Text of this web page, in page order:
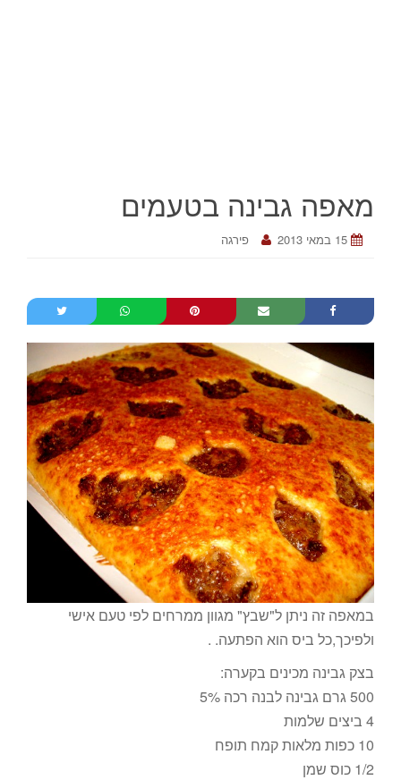
מאפה גבינה בטעמים
15 במאי 2013 פירגה
במאפה זה ניתן ל"שבץ" מגוון ממרחים לפי טעם אישי
ולפיכך,כל ביס הוא הפתעה. .
בצק גבינה מכינים בקערה:
500 גרם גבינה לבנה רכה 5%
4 ביצים שלמות
10 כפות מלאות קמח תופח
1/2 כוס שמן